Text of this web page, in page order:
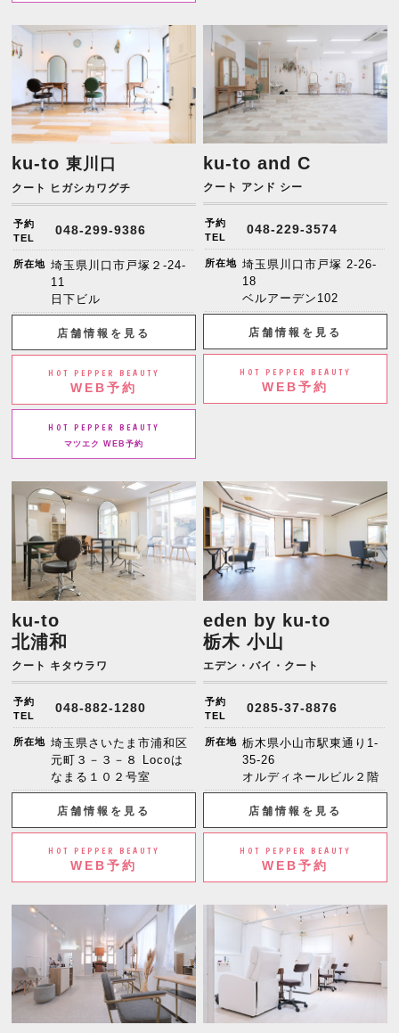
ku-to東川口
クート ヒガシカワグチ
予約
TEL
048-299-9386
所在地 埼玉県川口市戸塚２-24-
11
日下ビル
店舗情報を見る
HOT PEPPER BEAUTY
WEB予約
HOT PEPPER BEAUTY
マツエク WEB予約
ku-to and C
クート アンド シー
予約
TEL
048-229-3574
所在地 埼玉県川口市戸塚 2-26-
18
ベルアーデン102
店舗情報を見る
HOT PEPPER BEAUTY
WEB予約
ku-to
北浦和
クート キタウラワ
予約
TEL
048-882-1280
所在地 埼玉県さいたま市浦和区
元町３－３－８ Locoは
なまる１０２号室
店舗情報を見る
HOT PEPPER BEAUTY
WEB予約
eden by ku-to
栃木 小山
エデン・バイ・クート
予約
TEL
0285-37-8876
所在地 栃木県小山市駅東通り1-
35-26
オルディネールビル２階
店舗情報を見る
HOT PEPPER BEAUTY
WEB予約